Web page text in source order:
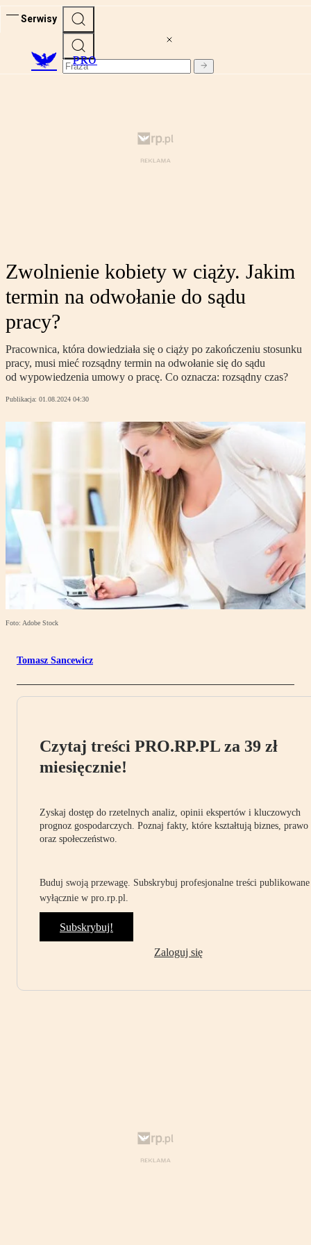
Serwisy
PRO
Zwolnienie kobiety w ciąży. Jakim
termin na odwołanie do sądu
pracy?
Pracownica, która dowiedziała się o ciąży po zakończeniu stosunku
pracy, musi mieć rozsądny termin na odwołanie się do sądu
od wypowiedzenia umowy o pracę. Co oznacza: rozsądny czas?
Publikacja: 01.08.2024 04:30
Foto: Adobe Stock
Tomasz Sancewicz
Czytaj treści PRO.RP.PL za 39 zł
miesięcznie!
Zyskaj dostęp do rzetelnych analiz, opinii ekspertów i kluczowych
prognoz gospodarczych. Poznaj fakty, które kształtują biznes, prawo
oraz społeczeństwo.
Buduj swoją przewagę. Subskrybuj profesjonalne treści publikowane
wyłącznie w pro.rp.pl.
Subskrybuj!
Zaloguj się